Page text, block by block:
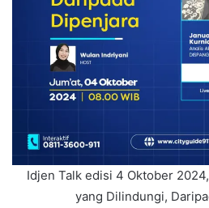
Idjen Talk edisi 4 Oktober
yang Dilindungi,